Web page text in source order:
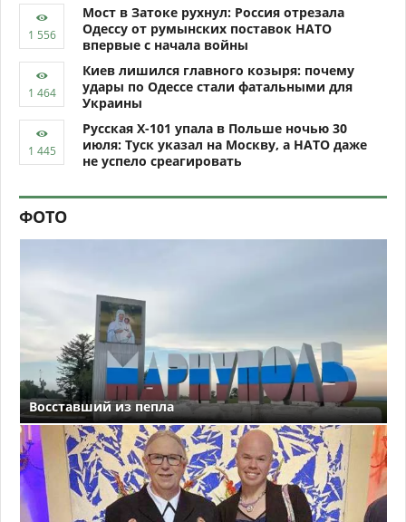
Мост в Затоке рухнул: Россия отрезала
Одессу от румынских поставок НАТО
впервые с начала войны
Киев лишился главного козыря: почему
удары по Одессе стали фатальными для
Украины
Русская Х-101 упала в Польше ночью 30
июля: Туск указал на Москву, а НАТО даже
не успело среагировать
ФОТО
Восставший из пепла